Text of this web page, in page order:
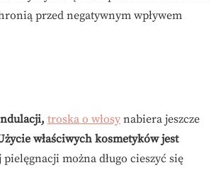
przed negatywnym wpływem
troska o włosy nabiera jeszcze
właściwych kosmetyków jest
można długo cieszyć się